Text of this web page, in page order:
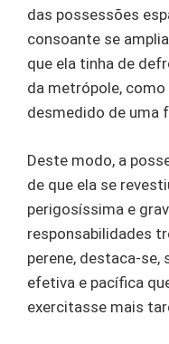
das possessões
consoante se
que ela tinha de
da metrópole,
desmedido de uma
Deste modo, a
de que ela se
perigosíssima e
responsabilidades
perene, destaca-se,
efetiva e pacífica
exercitasse mais